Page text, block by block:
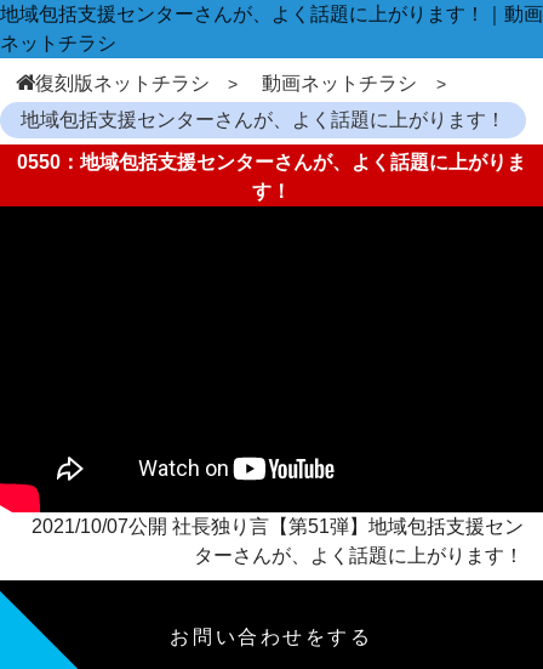
地域包括支援センターさんが、よく話題に上がります！｜動画
ネットチラシ
復刻版ネットチラシ
動画ネットチラシ
地域包括支援センターさんが、よく話題に上がります！
0550：地域包括支援センターさんが、よく話題に上がりま
す！
2021/10/07公開 社長独り言【第51弾】地域包括支援セン
ターさんが、よく話題に上がります！
お問い合わせをする